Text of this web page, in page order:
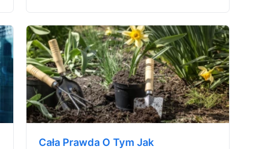
Cała Prawda O Tym Jak